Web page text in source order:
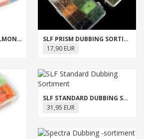
SLF P. JORGENSEN SALMON & STEELHEAD DUBBING SORTIMENT
SLF PRISM DUBBING SORTIMENT
17,90 EUR
SLF STANDARD DUBBING SORTIMENT
31,95 EUR